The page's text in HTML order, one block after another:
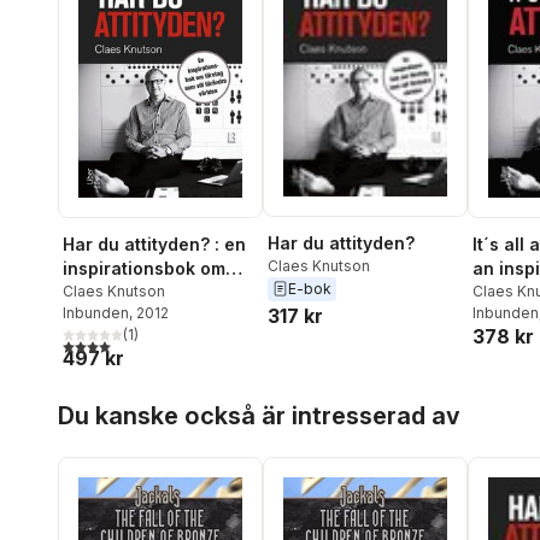
Har du attityden? : en
inspirationsbok om
företag som vill
förändra världen
Claes Knutson
Inbunden, 2012
4,0utav 5 stjärnor. Totalt antal röster:
(1)
497 kr
Har du attityden?
Claes Knutson
E-bok
317 kr
It´s all
an
about
want to
world
Claes
Inbunden
378 kr
Du kanske också är intresserad av